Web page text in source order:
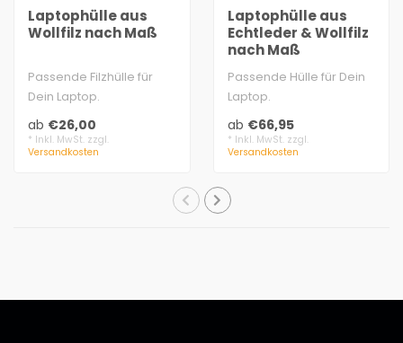
Laptophülle aus
Wollfilz nach Maß
Passende Filzhülle für
Dein Laptop.
Filz 3 mm dick, 100%
Schurwolle
Einschub..
ab €26,00
* Inkl. MwSt. zzgl.
Versandkosten
Laptophülle aus
Echtleder & Wollfilz
nach Maß
Passende Hülle für Dein
Laptop.
Echtleder, Filz 3 mm dick,
100% Schurwolle
Q..
ab €66,95
* Inkl. MwSt. zzgl.
Versandkosten